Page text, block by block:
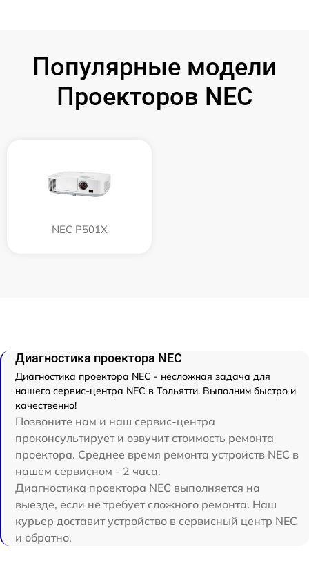
Популярные модели
Проекторов NEC
NEC P501X
Диагностика проектора NEC
Диагностика проектора NEC - несложная задача для
нашего сервис-центра NEC в Тольятти. Выполним быстро и
качественно!
Позвоните нам и наш сервис-центра
проконсультирует и озвучит стоимость ремонта
проектора. Среднее время ремонта устройств NEC в
нашем сервисном - 2 часа.
Диагностика проектора NEC выполняется на
выезде, если не требует сложного ремонта. Наш
курьер доставит устройство в сервисный центр NEC
и обратно.